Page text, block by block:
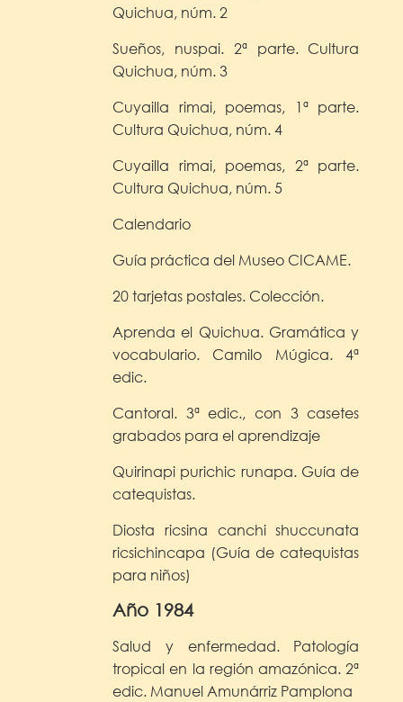
Quichua, núm. 2
Sueños, nuspai. 2ª parte. Cultura
Quichua, núm. 3
Cuyailla rimai, poemas, 1ª parte.
Cultura Quichua, núm. 4
Cuyailla rimai, poemas, 2ª parte.
Cultura Quichua, núm. 5
Calendario
Guía práctica del Museo CICAME.
20 tarjetas postales. Colección.
Aprenda el Quichua. Gramática y
vocabulario. Camilo Múgica. 4ª
edic.
Cantoral. 3ª edic., con 3 casetes
grabados para el aprendizaje
Quirinapi purichic runapa. Guía de
catequistas.
Diosta ricsina canchi shuccunata
ricsichincapa (Guía de catequistas
para niños)
Año 1984
Salud y enfermedad. Patología
tropical en la región amazónica. 2ª
edic. Manuel Amunárriz Pamplona